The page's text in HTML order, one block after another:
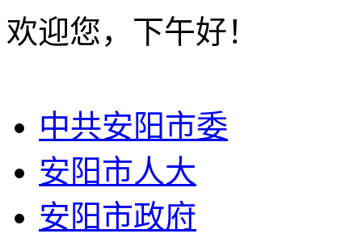
欢迎您，下午好！
中共安阳市委
安阳市人大
安阳市政府